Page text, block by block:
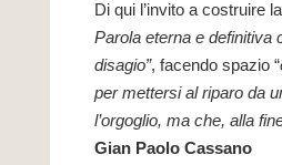
Di qui l’invito a costruire
Parola eterna e definitiva
disagio”, facendo spazio “
per mettersi al riparo da
l’orgoglio, ma che, alla
Gian Paolo Cassano